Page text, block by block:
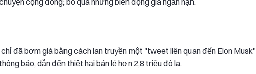
đã bơm giá bằng cách lan truyền một "tweet liên quan đến Elon Musk"
báo, dẫn đến thiệt hại bán lẻ hơn 2,8 triệu đô la.